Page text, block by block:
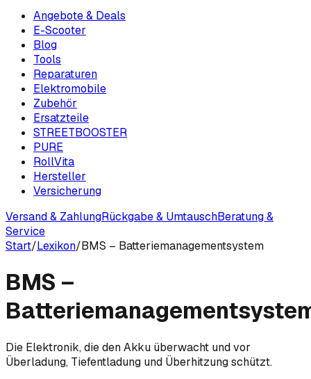
Angebote & Deals
E-Scooter
Blog
Tools
Reparaturen
Elektromobile
Zubehör
Ersatzteile
STREETBOOSTER
PURE
RollVita
Hersteller
Versicherung
Versand & ZahlungRückgabe & UmtauschBeratung &
Service
Start/Lexikon/BMS – Batteriemanagementsystem
BMS –
Die Elektronik, die den Akku überwacht und vor
Überladung, Tiefentladung und Überhitzung schützt.